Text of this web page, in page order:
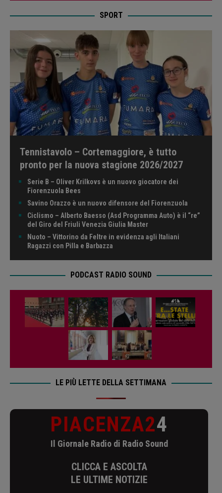
SPORT
Tennistavolo – Cortemaggiore, è tutto
pronto per la nuova stagione 2026/2027
Serie B – Oliver Krilkovs è un nuovo giocatore dei
Fiorenzuola Bees
Savino Orazzo è un nuovo difensore del Fiorenzuola
Ciclismo – Alberto Baesso (Asd Programma Auto) è il “re”
del Giro del Friuli Venezia Giulia Master
Nuoto – Vittorino da Feltre in evidenza agli Italiani
Ragazzi con Pilla e Barbazza
PODCAST RADIO SOUND
LE PIÙ LETTE DELLA SETTIMANA
PIACENZA24
Il Giornale Radio di Radio Sound
CLICCA E ASCOLTA
LE ULTIME NOTIZIE